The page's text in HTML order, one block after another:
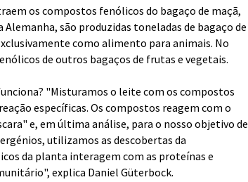
os compostos fenólicos do bagaço de maçã,
são produzidas toneladas de bagaço de
como alimento para animais. No
de outros bagaços de frutas e vegetais.
"Misturamos o leite com os compostos
específicas. Os compostos reagem com o
e, em última análise, para o nosso objetivo de
utilizamos as descobertas da
da planta interagem com as proteínas e
explica Daniel Güterbock.